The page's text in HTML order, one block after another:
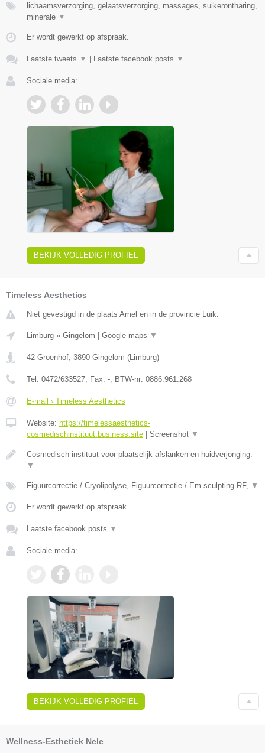
lichaamsverzorging, gelaatsverzorging, massages, suikerontharing,
minerale ▼
Er wordt gewerkt op afspraak.
Laatste tweets ▼ Laatste facebook posts ▼
Sociale media:
BEKIJK VOLLEDIG PROFIEL
Timeless Aesthetics
Niet gevestigd in de plaats Amel en in de provincie Luik.
Limburg » Gingelom Google maps ▼
42 Groenhof, 3890 Gingelom (Limburg)
Tel: 0472/633527, Fax: -, BTW-nr: 0886.961.268
E-mail › Timeless Aesthetics
Website: https://timelessaesthetics-
cosmedischinstituut.business.site
Screenshot ▼
Cosmedisch instituut voor plaatselijk afslanken en huidverjonging.
▼
Figuurcorrectie / Cryolipolyse, Figuurcorrectie / Em sculpting RF, ▼
Er wordt gewerkt op afspraak.
Laatste facebook posts ▼
Sociale media:
BEKIJK VOLLEDIG PROFIEL
Wellness-Esthetiek Nele